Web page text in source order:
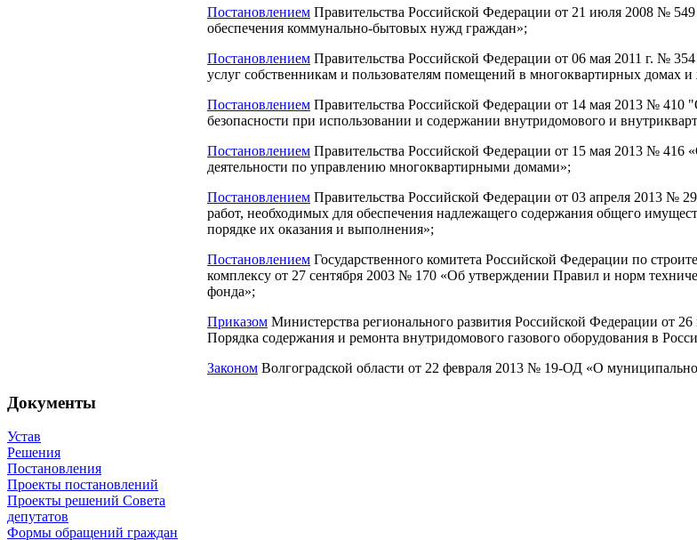
Постановлением Правительства Российской Федерации от 21 июля 2008 № 549
обеспечения коммунально-бытовых нужд граждан»;
Постановлением Правительства Российской Федерации от 06 мая 2011 г. №
услуг собственникам и пользователям помещений в многоквартирных домах
Постановлением Правительства Российской Федерации от 14 мая 2013 № 410
безопасности при использовании и содержании внутридомового и
Постановлением Правительства Российской Федерации от 15 мая 2013 № 416
деятельности по управлению многоквартирными домами»;
Постановлением Правительства Российской Федерации от 03 апреля 2013 №
работ, необходимых для обеспечения надлежащего содержания общего
порядке их оказания и выполнения»;
Постановлением Государственного комитета Российской Федерации по
комплексу от 27 сентября 2003 № 170 «Об утверждении Правил и норм
фонда»;
Приказом Министерства регионального развития Российской Федерации от
Порядка содержания и ремонта внутридомового газового оборудования в
Законом Волгоградской области от 22 февраля 2013 № 19-ОД «О
Документы
Устав
Решения
Постановления
Проекты постановлений
Проекты решений Совета
депутатов
Формы обращений граждан